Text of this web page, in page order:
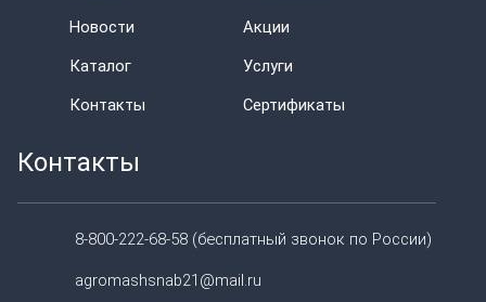
Новости
Акции
Каталог
Услуги
Контакты
Сертификаты
Контакты
8-800-222-68-58 (бесплатный звонок по России)
agromashsnab21@mail.ru